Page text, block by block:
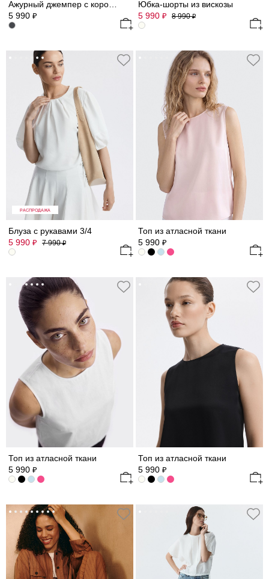
5 990 ₽
Юбка-шорты из вискозы
5 990 ₽ 8 990₽
РАСПРОДАЖА
Блуза с рукавами 3/4
5 990 ₽ 7 990₽
Топ из атласной ткани
5 990 ₽
Топ из атласной ткани
5 990 ₽
Топ из атласной ткани
5 990 ₽